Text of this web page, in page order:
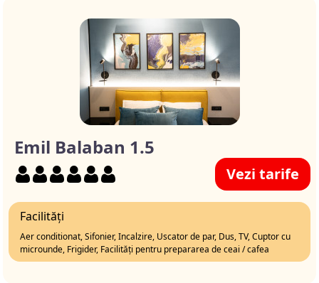
Emil Balaban 1.5
Vezi tarife
Facilități
Aer conditionat, Sifonier, Incalzire, Uscator de par, Dus, TV, Cuptor cu
microunde, Frigider, Facilități pentru prepararea de ceai / cafea